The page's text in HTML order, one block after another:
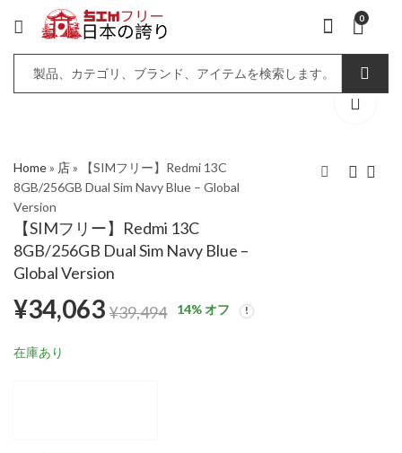
0
Home» 店»
【SIMフリー】Redmi 13C
8GB/256GB Dual Sim Navy Blue – Global
Version
【SIMフリー】Redmi 13C
8GB/256GB Dual Sim Navy Blue –
Global Version
¥34,063 ¥39,494 14% オフ
在庫あり